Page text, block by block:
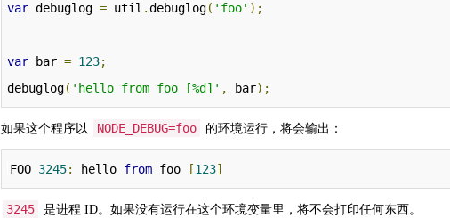
var debuglog = util .debuglog( 'foo' );
var bar = 123;
debuglog( 'hello from foo [%d]' , bar);
如果这个程序以 NODE_DEBUG=foo 的环境运行，将会输出：
FOO 3245: hello from foo [123]
3245 是进程 ID。如果没有运行在这个环境变量里，将不会打印任何东西。